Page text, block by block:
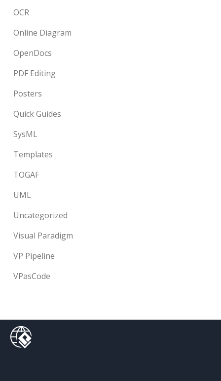
OCR
Online Diagram
OpenDocs
PDF Editing
Posters
Quick Guides
SysML
Templates
TOGAF
UML
Uncategorized
Visual Paradigm
VP Pipeline
VPasCode